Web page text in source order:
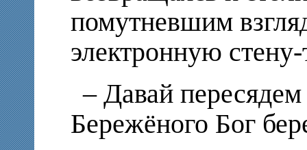
помутневшим
электронную стену-
– Давай
Бережёного Бог